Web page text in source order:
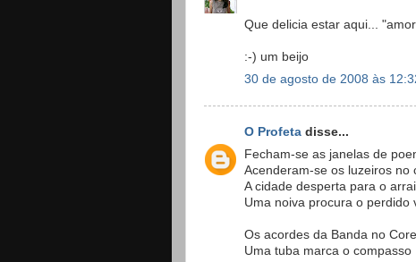
Que delicia estar aqui...
:-) um beijo
30 de agosto de 2008 às
O Profeta disse...
Fecham-se as janelas de
Acenderam-se os luzeiros no
A cidade desperta para o
Uma noiva procura o perdido
Os acordes da Banda no
Uma tuba marca o compasso